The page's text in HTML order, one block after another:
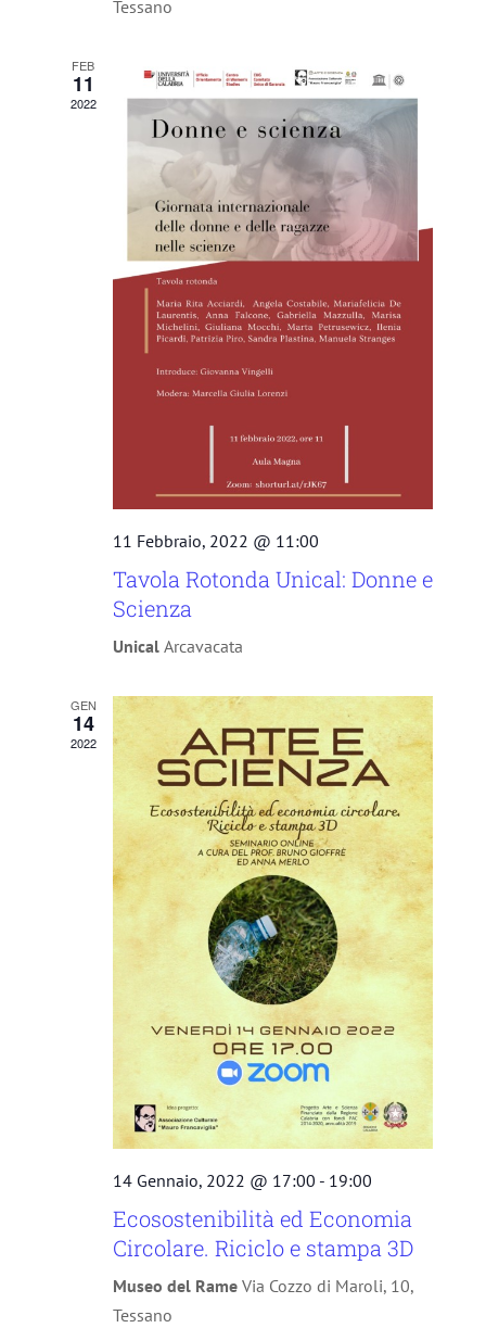
Tessano
FEB
11
2022
11 Febbraio, 2022 @ 11:00
Tavola Rotonda Unical: Donne e
Scienza
Unical Arcavacata
GEN
14
2022
14 Gennaio, 2022 @ 17:00 - 19:00
Ecosostenibilità ed Economia
Circolare. Riciclo e stampa 3D
Museo del Rame Via Cozzo di Maroli, 10,
Tessano